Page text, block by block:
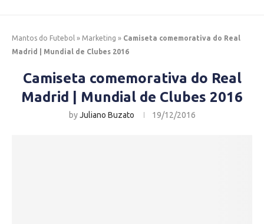
Mantos do Futebol » Marketing » Camiseta comemorativa do Real
Madrid | Mundial de Clubes 2016
Camiseta comemorativa do Real
Madrid | Mundial de Clubes 2016
byJuliano Buzato 19/12/2016